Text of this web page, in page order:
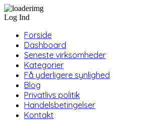
Log Ind
Forside
Dashboard
Seneste virksomheder
Kategorier
Få yderligere synlighed
Blog
Privatlivs politik
Handelsbetingelser
Kontakt